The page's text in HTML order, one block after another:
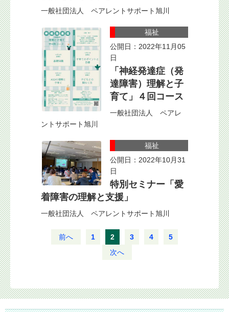
一般社団法人 ペアレントサポート旭川
福祉
公開日：2022年11月05
日
「神経発達症（発
達障害）理解と子
育て」４回コース
一般社団法人 ペアレ
ントサポート旭川
福祉
公開日：2022年10月31
日
特別セミナー「愛
着障害の理解と支援」
一般社団法人 ペアレントサポート旭川
前へ 1 2 3 4
5
次へ